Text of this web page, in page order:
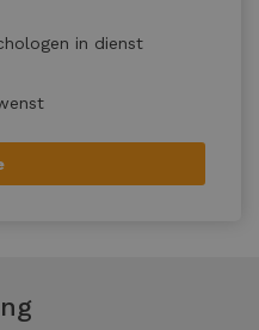
in dienst